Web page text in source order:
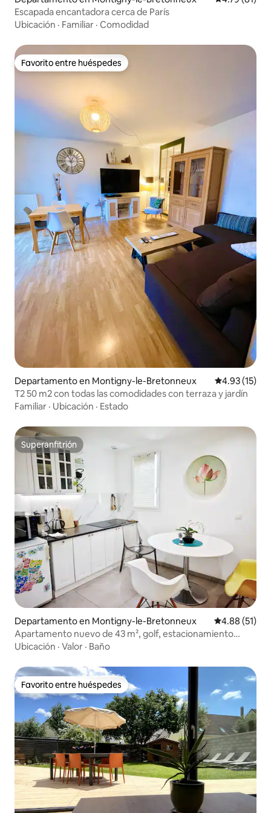
Escapada encantadora cerca de París
Ubicación · Familiar · Comodidad
Favorito entre huéspedes
Favorito entre huéspedes
Departamento en Montigny-le-Bretonneux Calificación
4.93 (15)
T2 50 m2 con todas las comodidades con terraza y jardín
Familiar · Ubicación · Estado
Superanfitrión
Superanfitrión
Departamento en Montigny-le-Bretonneux Calificación
4.88 (51)
Apartamento nuevo de 43 m², golf, estacionamiento
privado, inglés
Ubicación · Valor · Baño
Favorito entre huéspedes
Favorito entre huéspedes